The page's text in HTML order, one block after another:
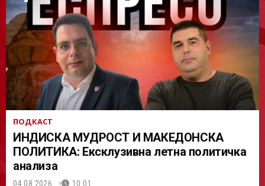
АСТ
ПОДКАСТ
ИНДИСКА МУДРОСТ И МАКЕДОНСКА
ПОЛИТИКА: Ексклузивна летна политичка
анализа
04.08.2026. 10:01